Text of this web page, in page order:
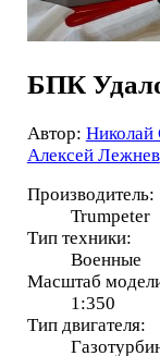
БПК
Автор: Николай
Алексей Лежнев
Производитель:
Trumpeter
Тип техники:
Военные
Масштаб
1:350
Тип двигателя: